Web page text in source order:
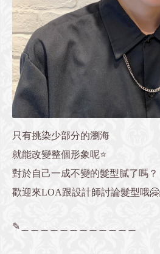
只有挑染少部分的瀏海
就能改變整個形象呢⭐️
對於自己一成不變的髮型膩了嗎？
歡迎來LOA跟設計師討論髮型哦🤗
✎︎＿＿＿＿＿＿＿＿＿＿＿＿